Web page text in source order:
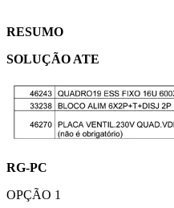
RESUMO
SOLUÇÃO ATE
RG-PC
OPÇÃO 1